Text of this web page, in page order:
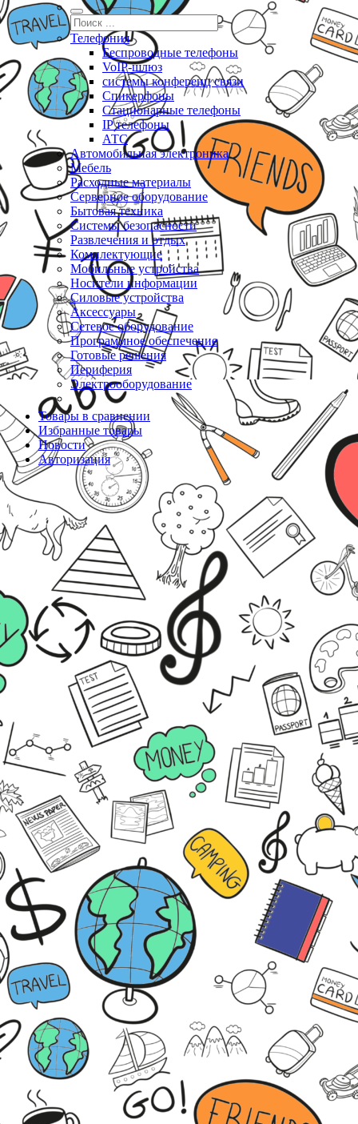
Телефония
Беспроводные телефоны
VoIP-шлюз
системы конференц связи
Спикерфоны
Стационарные телефоны
IP телефоны
АТС
Автомобильная электроника
Мебель
Расходные материалы
Серверное оборудование
Бытовая техника
Системы безопасности
Развлечения и отдых
Комплектующие
Мобильные устройства
Носители информации
Силовые устройства
Аксессуары
Сетевое оборудование
Программное обеспечение
Готовые решения
Периферия
Электрооборудование
Товары в сравнении
Избранные товары
Новости
Авторизация